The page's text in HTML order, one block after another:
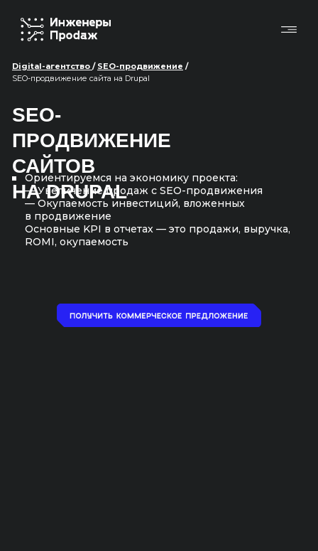
SEO-
ПРОДВИЖЕНИЕ
САЙТОВ
НА DRUPAL
Ориентируемся на экономику проекта:
— Увеличение продаж с SEO-продвижения
— Окупаемость инвестиций, вложенных
в продвижение
Основные KPI в отчетах — это продажи, выручка,
ROMI, окупаемость
Digital-агентство / SEO-продвижение /
SEO-продвижение сайта на Drupal